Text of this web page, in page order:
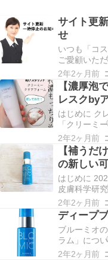
サイト更
せ
いつも「コ
ご愛顧いた
ざいます。
な事情によ
の更新を停
なりました
ですが、ま
だける情報
下で準備を
2年2ヶ月前
【濃厚泡
レスクby
ーミーク
してみた
コスパな
はじめに ク
「クリーミ
数々のヒッ
スキンケア
ト」から展
す。 特濃も
フ、うるお
いう同品は
果を期待で
2年2ヶ月前
【補うだ
の新しい
ルーミオ
トセラム
はじめに
皮膚科学研
イジングケ
オ」が登場
ルーセラミ
で、老化炎
「ブルーセ
にセラミド
2年2ヶ月前
ディープ
ブルーミオ
ラム」につ
ーミオの「
2年2ヶ月前